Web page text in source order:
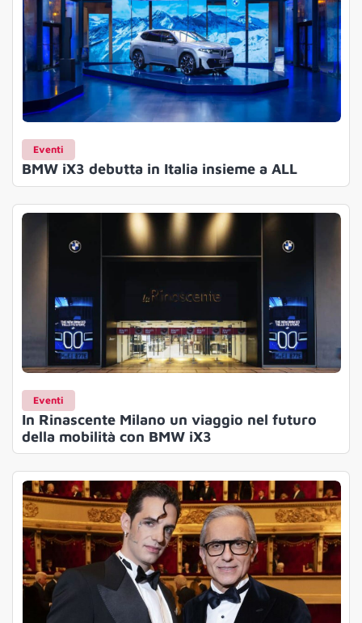
Eventi
BMW iX3 debutta in Italia insieme a ALL
Eventi
In Rinascente Milano un viaggio nel futuro
della mobilità con BMW iX3